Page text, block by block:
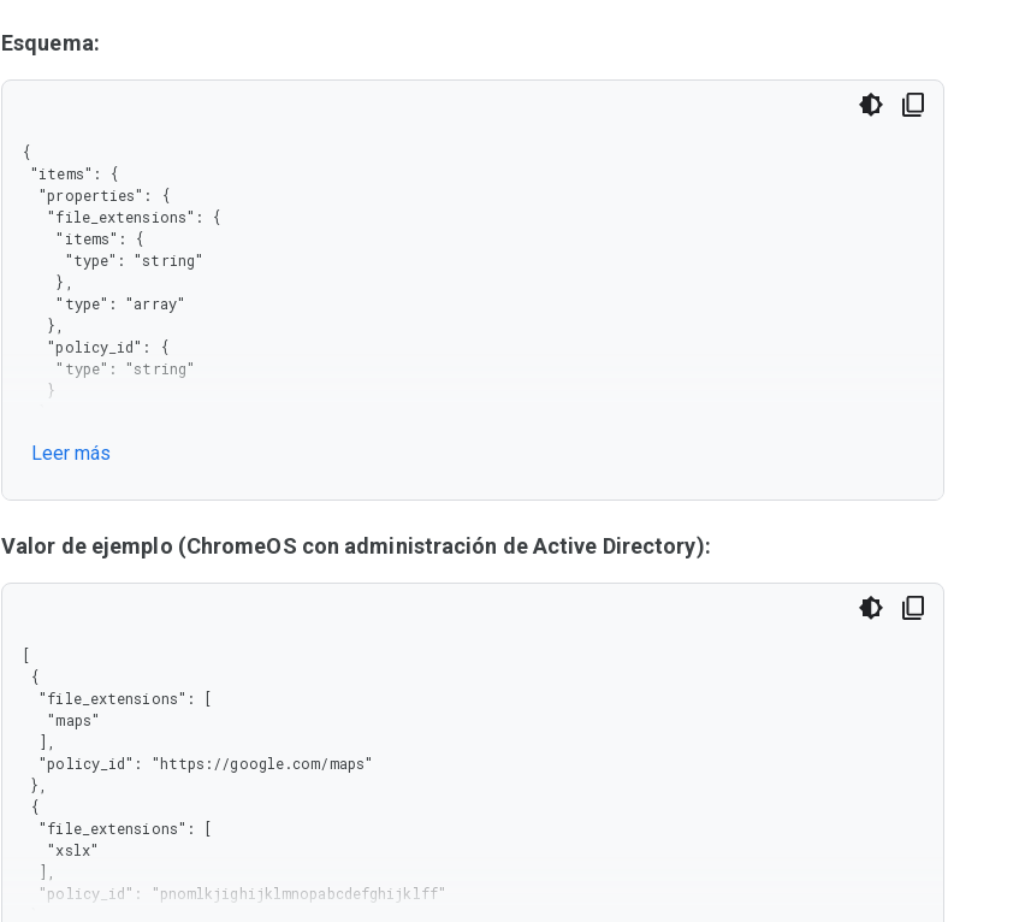
Esquema:
{
   "policy_id",
  ],
},
}
Leer más
Valor de ejemplo (ChromeOS con administración de Active Directory):
[